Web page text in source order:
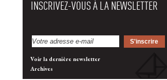
INSCRIVEZ-VOUS À LA NEWSLETTER
Voir la dernière newsletter
Archives